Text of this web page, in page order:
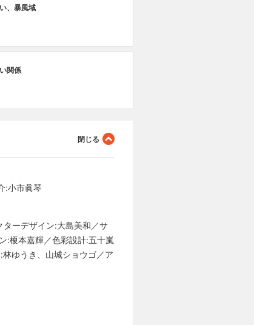
、暴風域
関係
:小市眞琴
ターデザイン:大島美和／サ
:榎本嘉輝／色彩設計:五十嵐
ゆうき、山城ショウゴ／ア